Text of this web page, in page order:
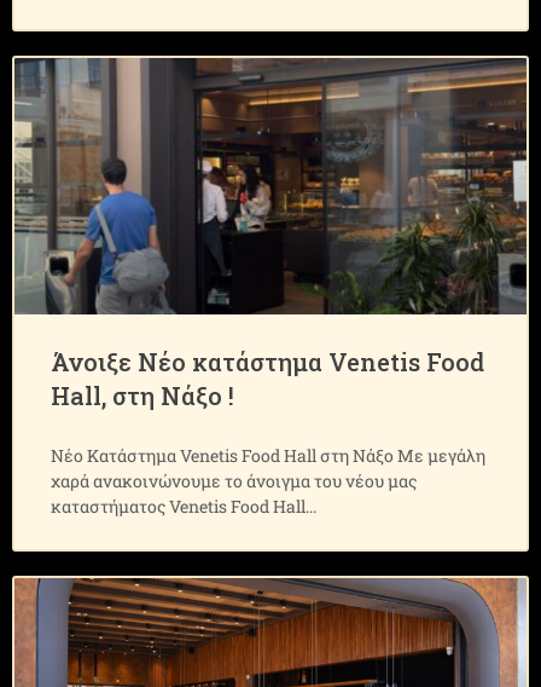
Άνοιξε Νέο κατάστημα Venetis Food
Hall, στη Νάξο !
Νέο Κατάστημα Venetis Food Hall στη Νάξο Με μεγάλη
χαρά ανακοινώνουμε το άνοιγμα του νέου μας
καταστήματος Venetis Food Hall